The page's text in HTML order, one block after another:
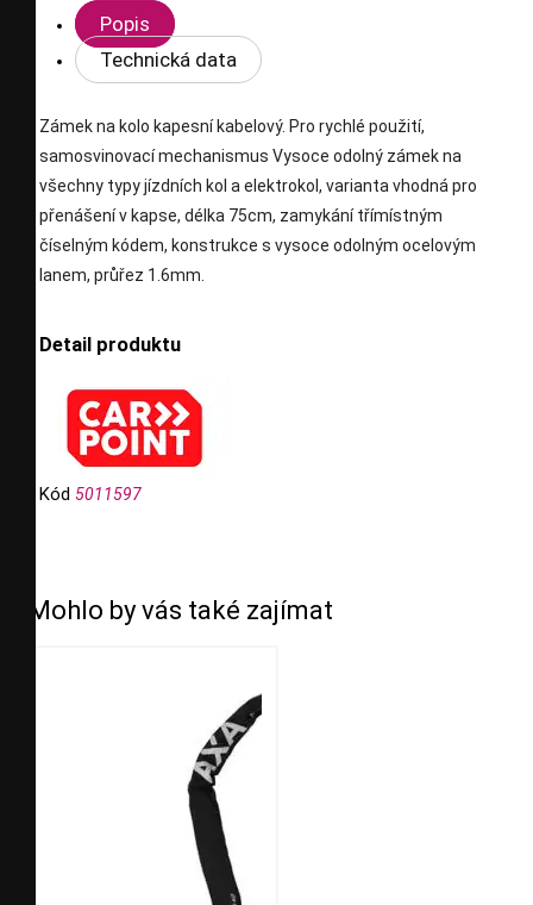
Popis
Technická data
Zámek na kolo kapesní kabelový. Pro rychlé použití,
samosvinovací mechanismus Vysoce odolný zámek na
všechny typy jízdních kol a elektrokol, varianta vhodná pro
přenášení v kapse, délka 75cm, zamykání třímístným
číselným kódem, konstrukce s vysoce odolným ocelovým
lanem, průřez 1.6mm.
Detail produktu
Kód 5011597
Mohlo by vás také zajímat